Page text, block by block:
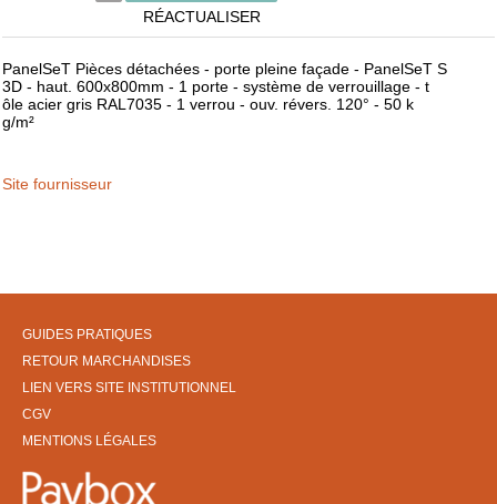
RÉACTUALISER
PanelSeT Pièces détachées - porte pleine façade - PanelSeT S
3D - haut. 600x800mm - 1 porte - système de verrouillage - t
ôle acier gris RAL7035 - 1 verrou - ouv. révers. 120° - 50 k
g/m²
Site fournisseur
GUIDES PRATIQUES
RETOUR MARCHANDISES
LIEN VERS SITE INSTITUTIONNEL
CGV
MENTIONS LÉGALES